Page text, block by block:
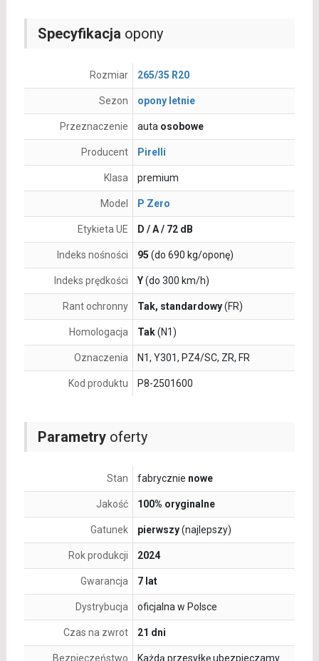
Parametryoferty
Stan fabrycznie nowe
Jakość 100% oryginalne
Gatunek pierwszy(najlepszy)
Rok produkcji 2024
Gwarancja 7 lat
Dystrybucja oficjalna w Polsce
Czas na zwrot 21 dni
Bezpieczeństwo
Każdą przesyłkę ubezpieczamy
Specyfikacja opony
Rozmiar 265/35 R20
Sezon opony letnie
Przeznaczenie auta osobowe
Producent Pirelli
Klasa premium
Model P Zero
Etykieta UE D / A / 72 dB
Indeks nośności 95 (do 690 kg/oponę)
Indeks prędkości Y(do 300 km/h)
Rant ochronny Tak, standardowy(FR)
Homologacja Tak(N1)
Oznaczenia N1, Y301, PZ4/SC, ZR, FR
Kod produktu P8-2501600